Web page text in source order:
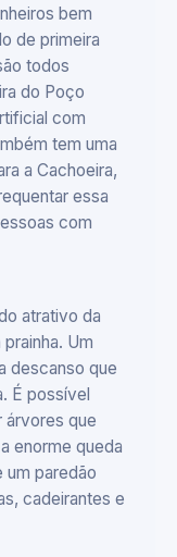
bem
de primeira
todos
do Poço
com
tem uma
a Cachoeira,
essa
com
atrativo da
Um
descanso que
É possível
árvores que
enorme queda
um paredão
cadeirantes e